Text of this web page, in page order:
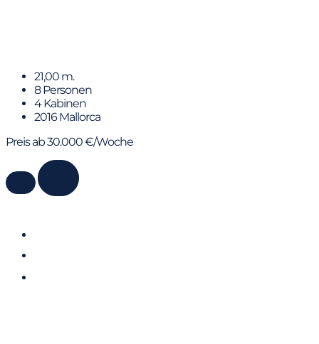
21,00 m.
8 Personen
4 Kabinen
2016 Mallorca
Preis ab 30.000 €/Woche